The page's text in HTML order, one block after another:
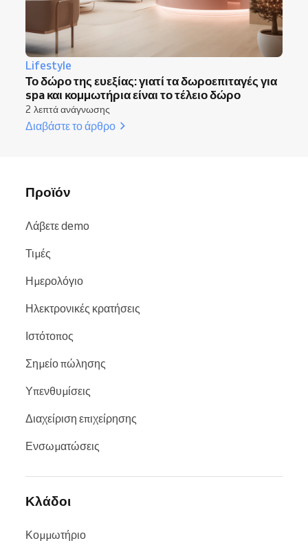
Lifestyle
Το δώρο της ευεξίας: γιατί τα δωροεπιταγές για
spa και κομμωτήρια είναι το τέλειο δώρο
2 λεπτά ανάγνωσης
Διαβάστε το άρθρο
Προϊόν
Λάβετε demo
Τιμές
Ημερολόγιο
Ηλεκτρονικές κρατήσεις
Ιστότοπος
Σημείο πώλησης
Υπενθυμίσεις
Διαχείριση επιχείρησης
Ενσωματώσεις
Κλάδοι
Κομμωτήριο